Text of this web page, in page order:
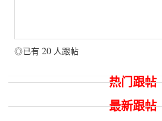
◎已有 20 人跟帖
热门跟帖
最新跟帖